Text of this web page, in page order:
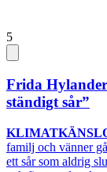
5
Frida
ständigt sår”
familj och vänner
ett sår som aldrig